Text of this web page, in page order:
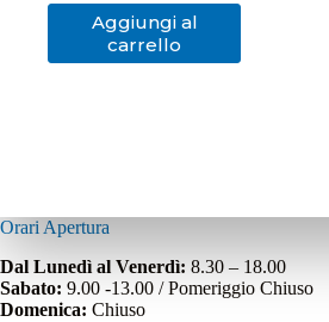
Aggiungi al
carrello
Orari Apertura
Dal Lunedì al Venerdì: 8.30 – 18.00
Sabato: 9.00 -13.00 / Pomeriggio Chiuso
Domenica: Chiuso